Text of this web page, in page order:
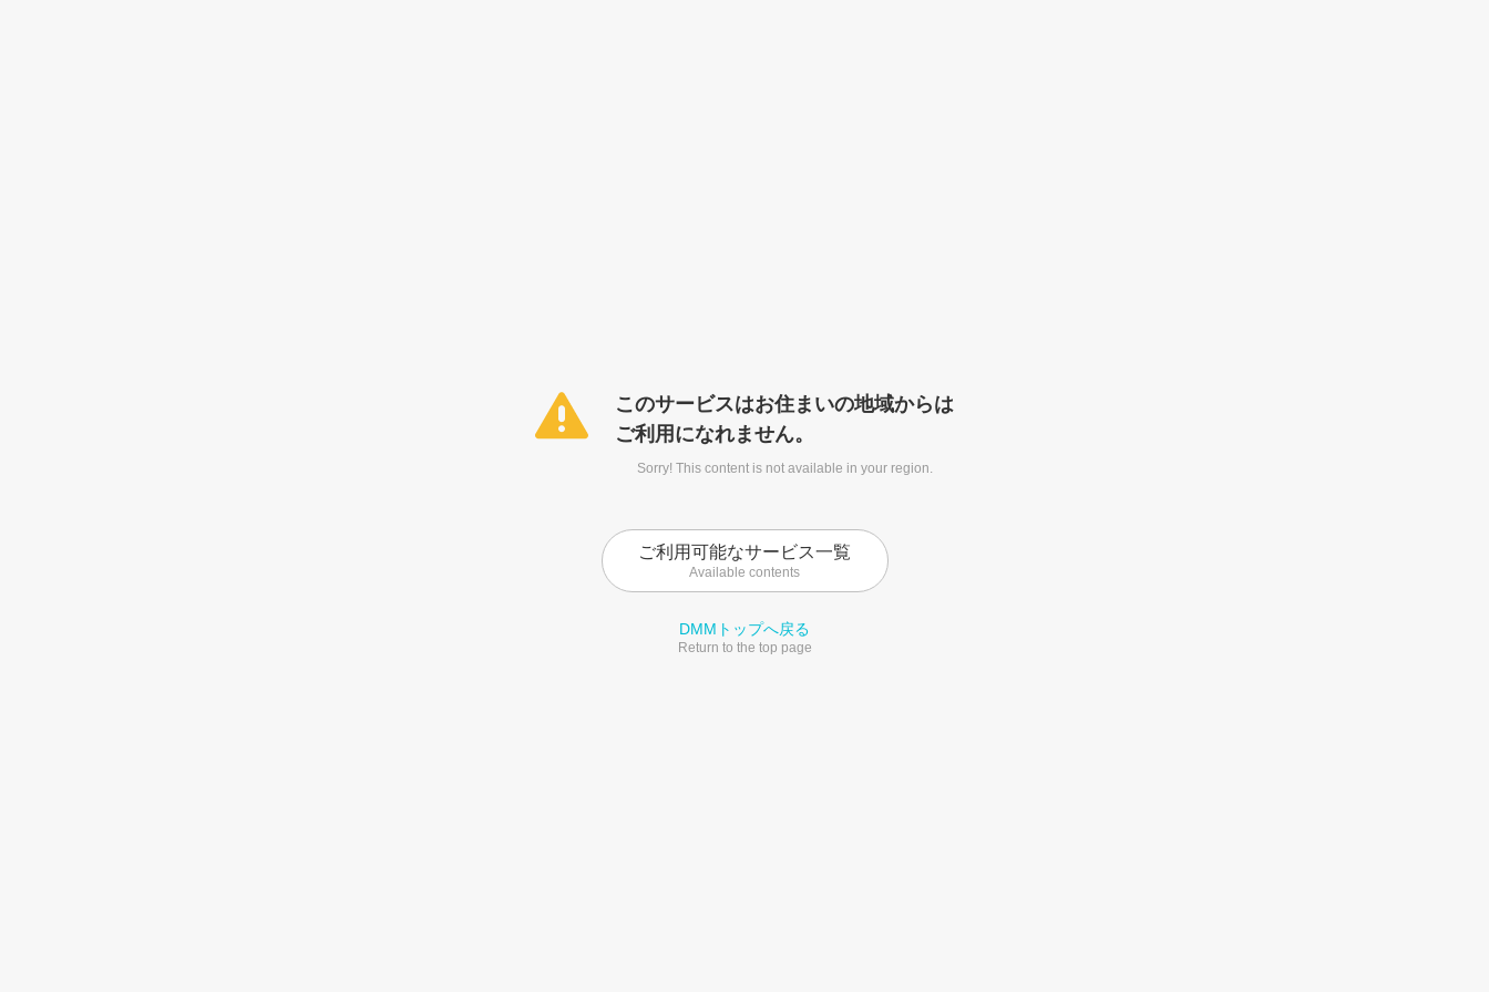
このサービスはお住まいの地域からは
ご利用になれません。
Sorry! This content is not available in your region.
ご利用可能なサービス一覧
Available contents
DMMトップへ戻る
Return to the top page